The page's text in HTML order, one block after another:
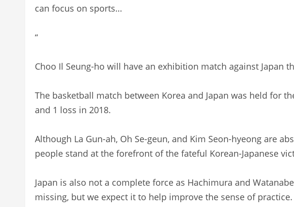
can focus on sports…
“
Choo Il Seung-ho will have an exhibition match against Japan
The basketball match between Korea and Japan was held for
and 1 loss in 2018.
Although La Gun-ah, Oh Se-geun, and Kim Seon-hyeong are
people stand at the forefront of the fateful Korean-Japanese
Japan is also not a complete force as Hachimura and
missing, but we expect it to help improve the sense of practice.